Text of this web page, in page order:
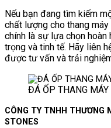
Nếu bạn đang tìm kiếm
chất lượng cho thang máy
chính là sự lựa chọn
trọng và tinh tế. Hãy liên
được tư vấn và trải
ĐÁ ỐP THANG MÁY
CÔNG TY TNHH THƯƠNG
STONES